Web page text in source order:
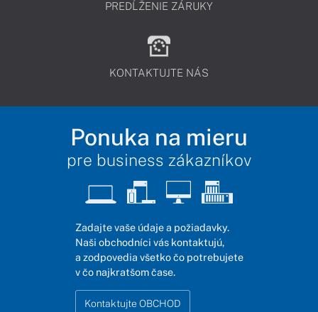
PREDĹŽENIE ZÁRUKY
KONTAKTUJTE NÁS
Ponuka na mieru
pre business zákazníkov
Zadajte vaše údaje a požiadavky.
Naši obchodníci vás kontaktujú,
a zodpovedia všetko čo potrebujete
v čo najkratšom čase.
Kontaktujte OBCHOD